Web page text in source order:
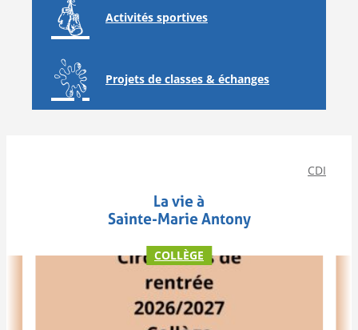
CDI
La vie à
Sainte-Marie Antony
COLLÈGE
Activités sportives
Projets de classes & échanges